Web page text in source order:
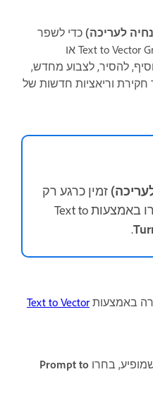
כדי לשפר
להסיר, לצבוע מחדש,
וריאציות חדשות של
זמין כרגע רק
עבור יצירות אמנות שנוצרו באמצעות Text to
.
באמצעות Text to Vector
בחרו Prompt to